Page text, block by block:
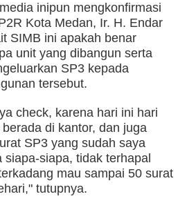
inipun mengkonfirmasi
Kota Medan, Ir. H. Endar
SIMB ini apakah benar
unit yang dibangun serta
SP3 kepada
tersebut.
check, karena hari ini hari
di kantor, dan juga
SP3 yang sudah saya
siapa-siapa, tidak terhapal
mau sampai 50 surat
tutupnya.